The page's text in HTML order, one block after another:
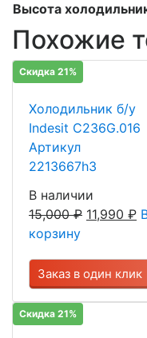
Высота
Похожие
Скидка 21%
Холодильник б/у
Indesit C236G.016
Артикул
2213667h3
В наличии
15,000₽ 11,990 ₽
корзину
Заказ в один клик
Скидка 21%